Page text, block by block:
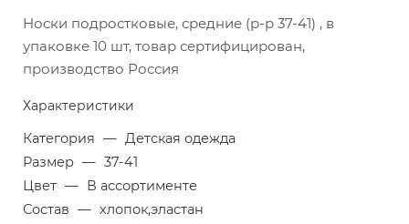
Носки подростковые, средние (р-р 37-41) , в
упаковке 10 шт, товар сертифицирован,
производство Россия
Характеристики
Категория — Детская одежда
Размер — 37-41
Цвет — В ассортименте
Состав — хлопок,эластан